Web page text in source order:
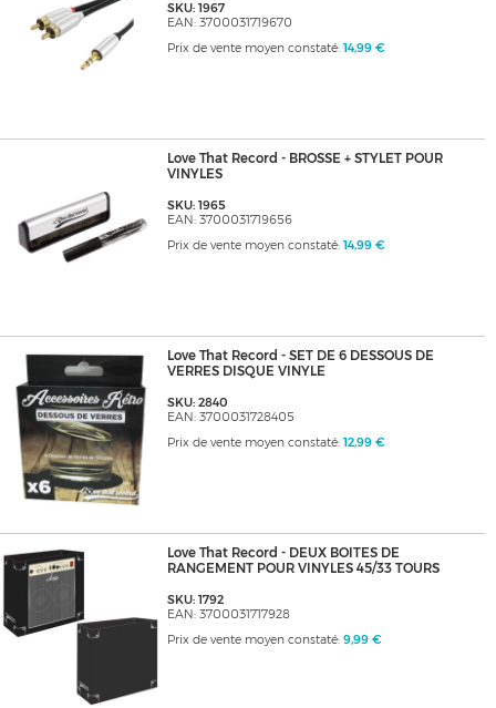
SKU: 1967
EAN: 3700031719670
Prix de vente moyen constaté: 14,99 €
Love That Record - BROSSE + STYLET POUR
VINYLES
SKU: 1965
EAN: 3700031719656
Prix de vente moyen constaté: 14,99 €
Love That Record - SET DE 6 DESSOUS DE
VERRES DISQUE VINYLE
SKU: 2840
EAN: 3700031728405
Prix de vente moyen constaté: 12,99 €
Love That Record - DEUX BOITES DE
RANGEMENT POUR VINYLES 45/33 TOURS
SKU: 1792
EAN: 3700031717928
Prix de vente moyen constaté: 9,99 €